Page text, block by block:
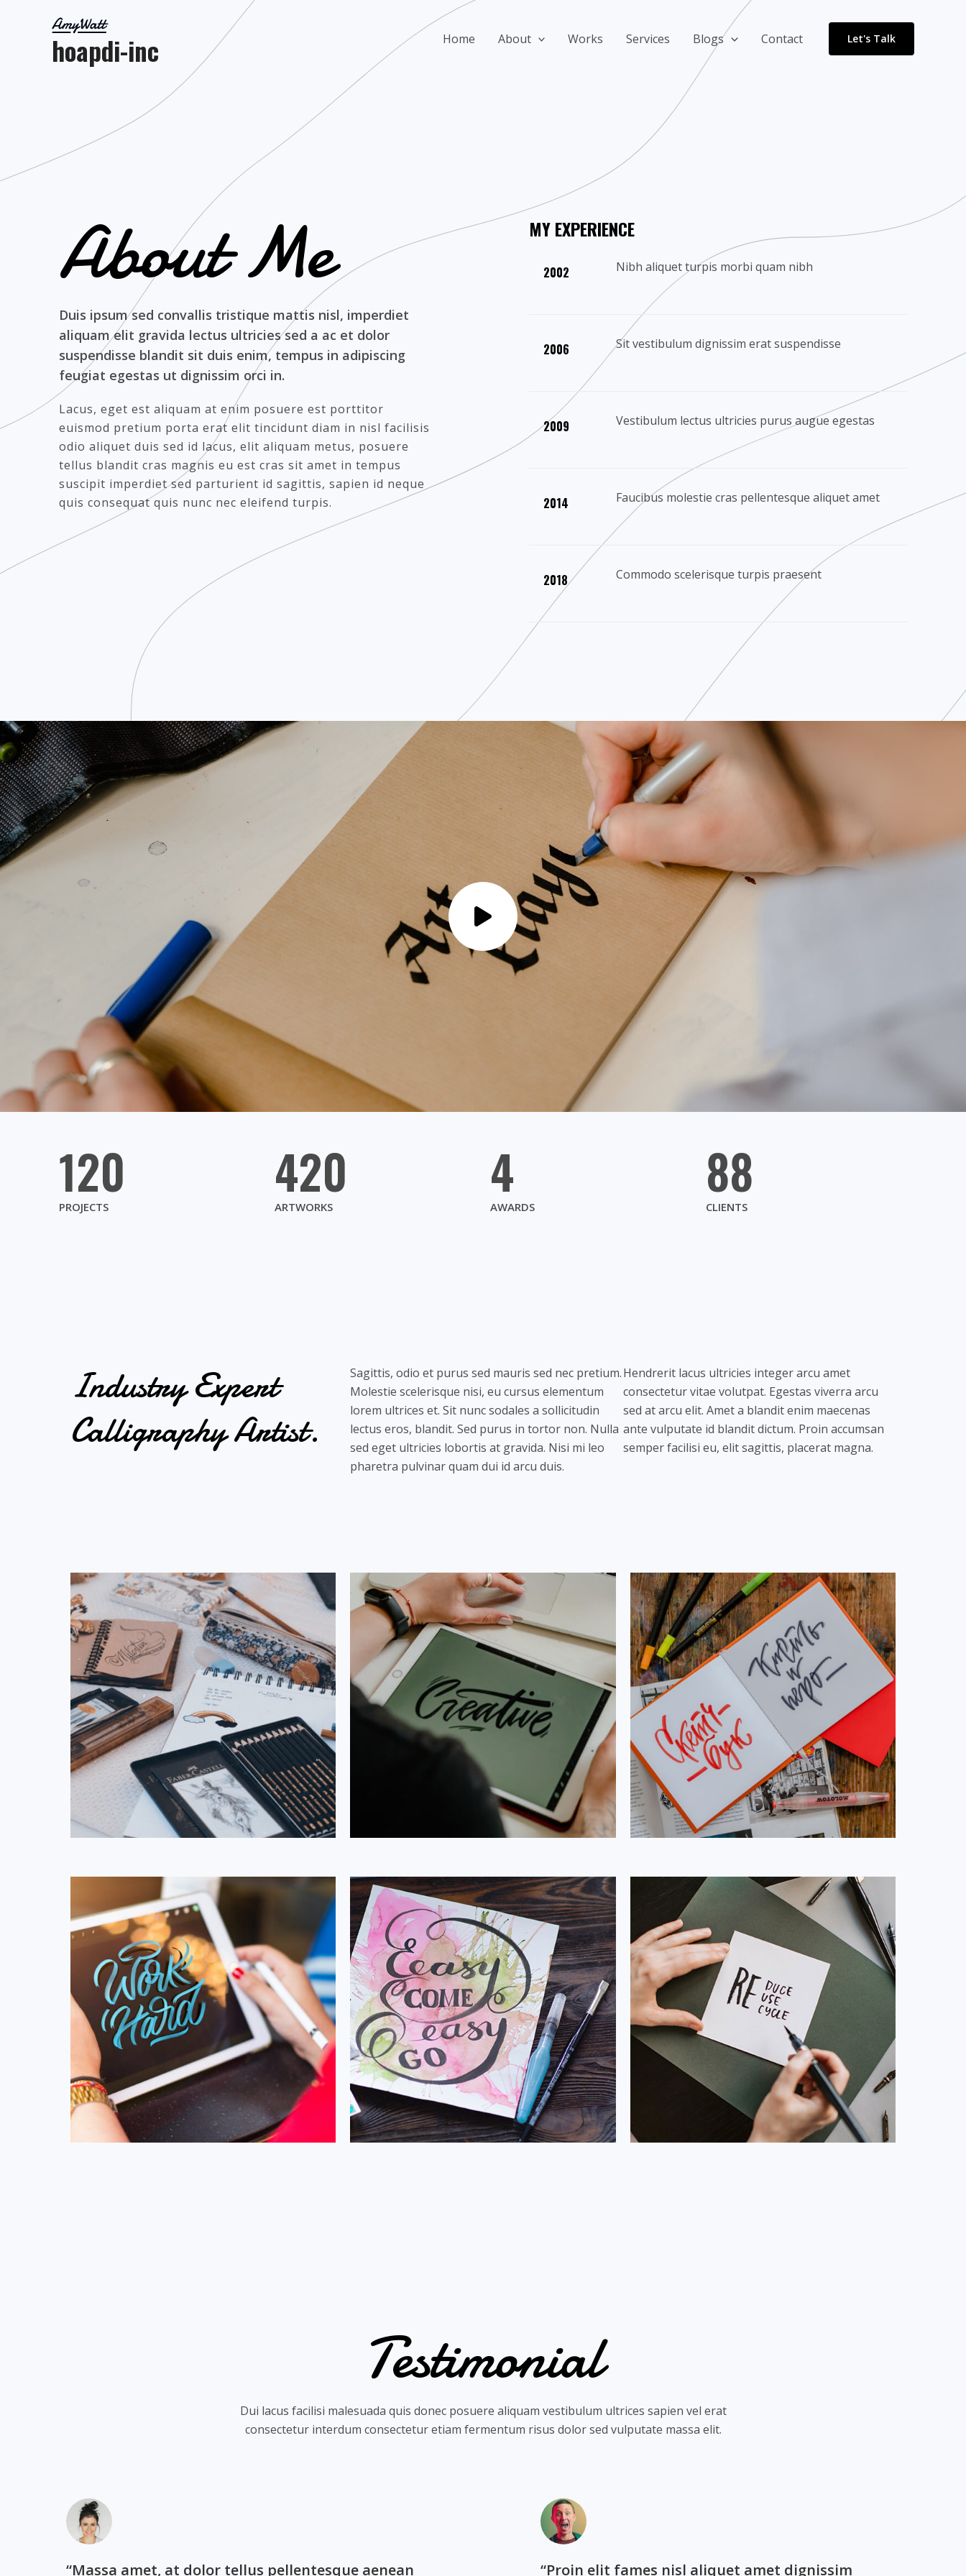
hoapdi-inc Home About Works Services Blogs Contact Let's Talk
About Me​
Duis ipsum sed convallis tristique mattis nisl, imperdiet
aliquam elit gravida lectus ultricies sed a ac et dolor
suspendisse blandit sit duis enim, tempus in adipiscing
feugiat egestas ut dignissim orci in.
Lacus, eget est aliquam at enim posuere est porttitor
euismod pretium porta erat elit tincidunt diam in nisl facilisis
odio aliquet duis sed id lacus, elit aliquam metus, posuere
tellus blandit cras magnis eu est cras sit amet in tempus
suscipit imperdiet sed parturient id sagittis, sapien id neque
quis consequat quis nunc nec eleifend turpis.
MY EXPERIENCE​
2002​ Nibh aliquet turpis morbi quam nibh​
2006 Sit vestibulum dignissim erat suspendisse​
2009 Vestibulum lectus ultricies purus augue egestas​
2014 Faucibus molestie cras pellentesque aliquet amet​
2018 Commodo scelerisque turpis praesent​
120
PROJECTS
420
ARTWORKS
4
AWARDS
88
CLIENTS
Industry Expert
Calligraphy Artist.​
Sagittis, odio et purus sed mauris sed nec pretium.
Molestie scelerisque nisi, eu cursus elementum
lorem ultrices et. Sit nunc sodales a sollicitudin
lectus eros, blandit. Sed purus in tortor non. Nulla
sed eget ultricies lobortis at gravida. Nisi mi leo
pharetra pulvinar quam dui id arcu duis.
Hendrerit lacus ultricies integer arcu amet
consectetur vitae volutpat. Egestas viverra arcu
sed at arcu elit. Amet a blandit enim maecenas
ante vulputate id blandit dictum. Proin accumsan
semper facilisi eu, elit sagittis, placerat magna.
Testimonial​
Dui lacus facilisi malesuada quis donec posuere aliquam vestibulum ultrices sapien vel erat
consectetur interdum consectetur etiam fermentum risus dolor sed vulputate massa elit.
“Massa amet, at dolor tellus pellentesque aenean “Proin elit fames nisl aliquet amet dignissim